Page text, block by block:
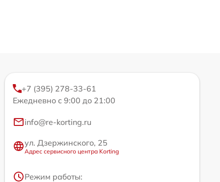
+7 (395) 278-33-61
Ежедневно с 9:00 до 21:00
info@re-korting.ru
ул. Дзержинского, 25
Адрес сервисного центра Korting
Режим работы: